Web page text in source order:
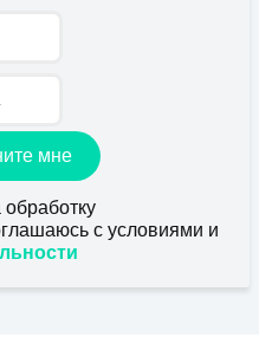
мне
с условиями и